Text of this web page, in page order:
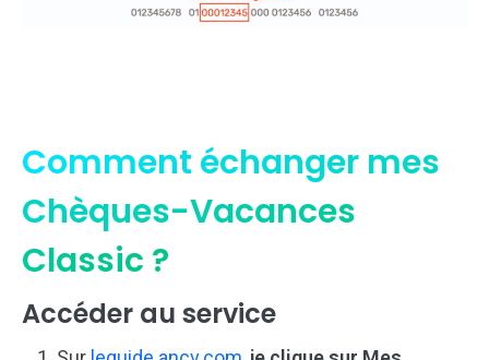
Comment échanger mes
Chèques-Vacances
Classic ?
Accéder au service